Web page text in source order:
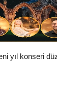
yıl konseri